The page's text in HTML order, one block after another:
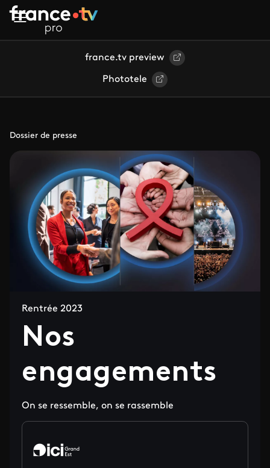
Aller au contenu principal
france.tv preview
Phototele
Dossier de presse
Rentrée 2023
Nos
engagements
On se ressemble, on se rassemble